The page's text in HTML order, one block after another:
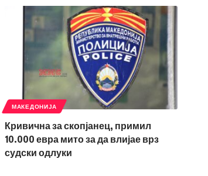
МАКЕДОНИЈА
Кривична за скопјанец, примил
10.000 евра мито за да влијае врз
судски одлуки